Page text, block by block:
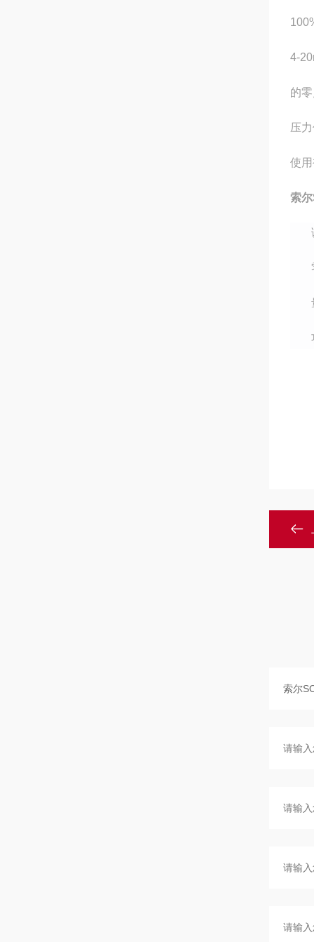
4-
的
压
使
索